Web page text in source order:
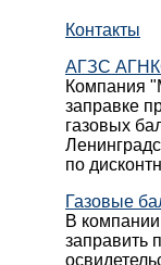
Контакты
АГЗС
Компания
заправке
газовых
по
Газовые
В
заправить